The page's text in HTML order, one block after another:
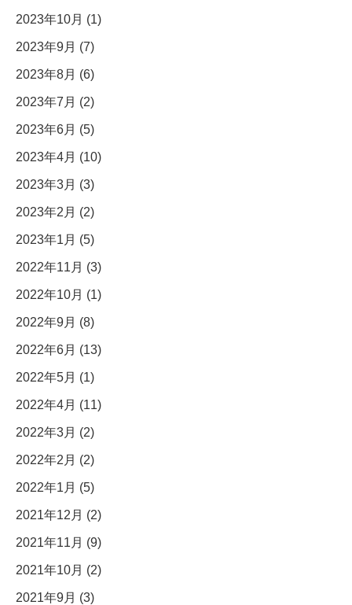
2023年10月 (1)
2023年9月 (7)
2023年8月 (6)
2023年7月 (2)
2023年6月 (5)
2023年4月 (10)
2023年3月 (3)
2023年2月 (2)
2023年1月 (5)
2022年11月 (3)
2022年10月 (1)
2022年9月 (8)
2022年6月 (13)
2022年5月 (1)
2022年4月 (11)
2022年3月 (2)
2022年2月 (2)
2022年1月 (5)
2021年12月 (2)
2021年11月 (9)
2021年10月 (2)
2021年9月 (3)